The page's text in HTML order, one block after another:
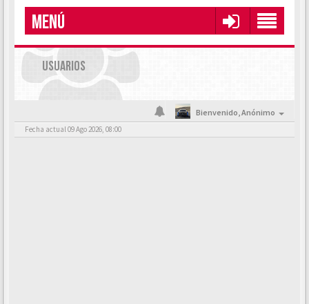
MENÚ
USUARIOS
Bienvenido,Anónimo
Fecha actual 09 Ago 2026, 08:00